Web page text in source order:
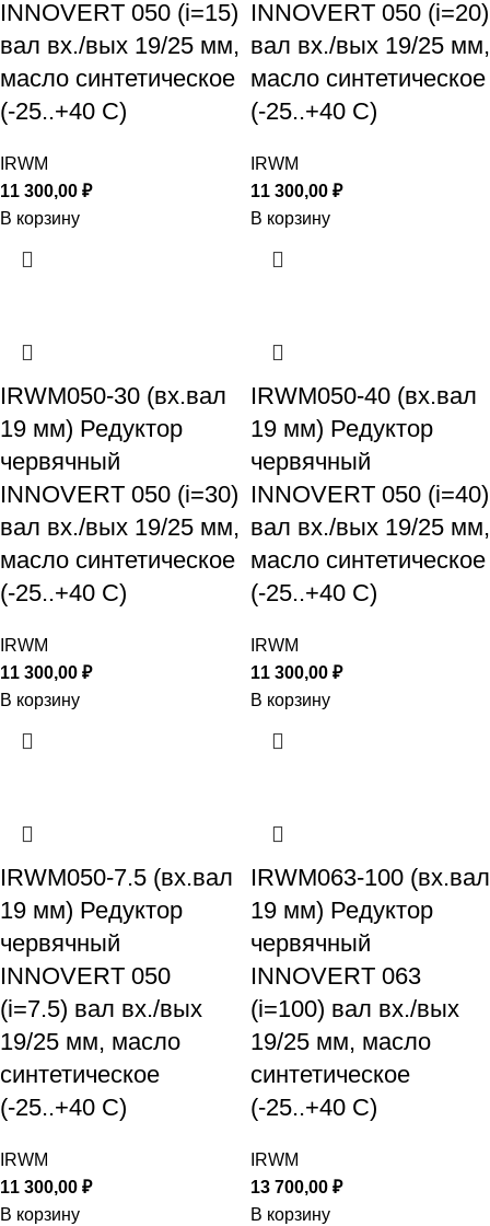
INNOVERT 050 (i=15)
вал вх./вых 19/25 мм,
масло синтетическое
(-25..+40 С)
IRWM
11 300,00 ₽
В корзину
INNOVERT 050 (i=20)
вал вх./вых 19/25 мм,
масло синтетическое
(-25..+40 С)
IRWM
11 300,00 ₽
В корзину
IRWM050-30 (вх.вал
19 мм) Редуктор
червячный
INNOVERT 050 (i=30)
вал вх./вых 19/25 мм,
масло синтетическое
(-25..+40 С)
IRWM
11 300,00 ₽
В корзину
IRWM050-40 (вх.вал
19 мм) Редуктор
червячный
INNOVERT 050 (i=40)
вал вх./вых 19/25 мм,
масло синтетическое
(-25..+40 С)
IRWM
11 300,00 ₽
В корзину
IRWM050-7.5 (вх.вал
19 мм) Редуктор
червячный
INNOVERT 050
(i=7.5) вал вх./вых
19/25 мм, масло
синтетическое
(-25..+40 С)
IRWM
11 300,00 ₽
В корзину
IRWM063-100 (вх.вал
19 мм) Редуктор
червячный
INNOVERT 063
(i=100) вал вх./вых
19/25 мм, масло
синтетическое
(-25..+40 С)
IRWM
13 700,00 ₽
В корзину